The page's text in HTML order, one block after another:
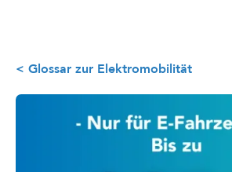
< Glossar zur Elektromobilität